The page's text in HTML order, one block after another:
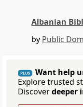
Albanian
by Public
PLUS
Want help
Explore trusted
Discoverdeeper